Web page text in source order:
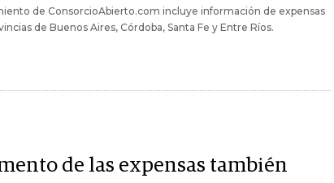
de ConsorcioAbierto.com incluye información de expensas
de Buenos Aires, Córdoba, Santa Fe y Entre Ríos.
de las expensas también